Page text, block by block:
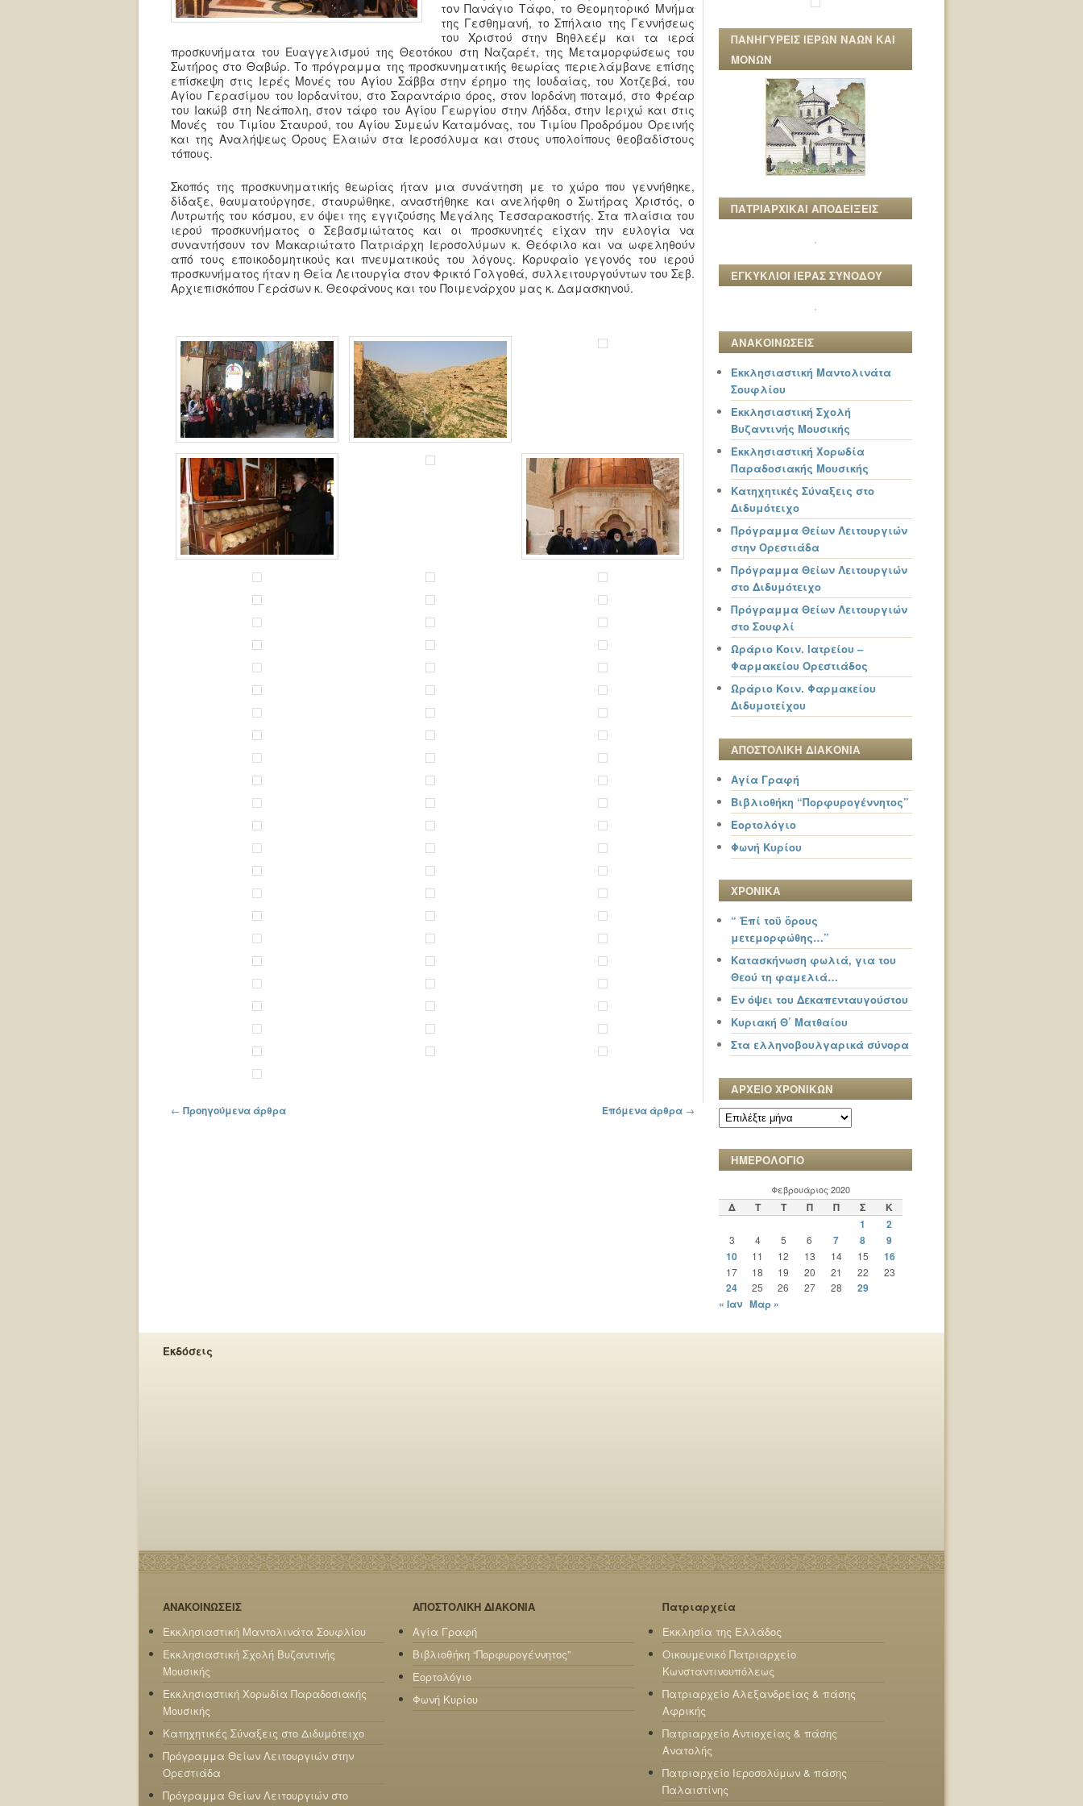
τον Πανάγιο Τάφο, το Θεομητορικό Μνήμα
της Γεσθημανή, το Σπήλαιο της Γεννήσεως
του Χριστού στην Βηθλεέμ και τα ιερά
προσκυνήματα του Ευαγγελισμού της Θεοτόκου στη Ναζαρέτ, της Μεταμορφώσεως του
Σωτήρος στο Θαβώρ. Το πρόγραμμα της προσκυνηματικής θεωρίας περιελάμβανε επίσης
επίσκεψη στις Ιερές Μονές του Αγίου Σάββα στην έρημο της Ιουδαίας, του Χοτζεβά, του
Αγίου Γερασίμου του Ιορδανίτου, στο Σαραντάριο όρος, στον Ιορδάνη ποταμό, στο Φρέαρ
του Ιακώβ στη Νεάπολη, στον τάφο του Αγίου Γεωργίου στην Λήδδα, στην Ιεριχώ και στις
Μονές του Τιμίου Σταυρού, του Αγίου Συμεών Καταμόνας, του Τιμίου Προδρόμου Ορεινής
και της Αναλήψεως Όρους Ελαιών στα Ιεροσόλυμα και στους υπολοίπους θεοβαδίστους
τόπους.
Σκοπός της προσκυνηματικής θεωρίας ήταν μια συνάντηση με το χώρο που γεννήθηκε,
δίδαξε, θαυματούργησε, σταυρώθηκε, αναστήθηκε και ανελήφθη ο Σωτήρας Χριστός, ο
Λυτρωτής του κόσμου, εν όψει της εγγιζούσης Μεγάλης Τεσσαρακοστής. Στα πλαίσια του
ιερού προσκυνήματος ο Σεβασμιώτατος και οι προσκυνητές είχαν την ευλογία να
συναντήσουν τον Μακαριώτατο Πατριάρχη Ιεροσολύμων κ. Θεόφιλο και να ωφεληθούν
από τους εποικοδομητικούς και πνευματικούς του λόγους. Κορυφαίο γεγονός του ιερού
προσκυνήματος ήταν η Θεία Λειτουργία στον Φρικτό Γολγοθά, συλλειτουργούντων του Σεβ.
Αρχιεπισκόπου Γεράσων κ. Θεοφάνους και του Ποιμενάρχου μας κ. Δαμασκηνού.
Πλοήγηση στα άρθρα
← Προηγούμενα άρθρα Επόμενα άρθρα →
ΠΑΝΗΓΥΡΕΙΣ ΙΕΡΩΝ ΝΑΩΝ ΚΑΙ
ΜΟΝΩΝ
ΠΑΤΡΙΑΡΧΙΚΑΙ ΑΠΟΔΕΙΞΕΙΣ
ΕΓΚΥΚΛΙΟΙ ΙΕΡΑΣ ΣΥΝΟΔΟΥ
ΑΝΑΚΟΙΝΩΣΕΙΣ
Εκκλησιαστική Μαντολινάτα
Σουφλίου
Εκκλησιαστική Σχολή
Βυζαντινής Μουσικής
Εκκλησιαστική Χορωδία
Παραδοσιακής Μουσικής
Κατηχητικές Σύναξεις στο
Διδυμότειχο
Πρόγραμμα Θείων Λειτουργιών
στην Ορεστιάδα
Πρόγραμμα Θείων Λειτουργιών
στο Διδυμότειχο
Πρόγραμμα Θείων Λειτουργιών
στο Σουφλί
Ωράριο Κοιν. Ιατρείου –
Φαρμακείου Ορεστιάδος
Ωράριο Κοιν. Φαρμακείου
Διδυμοτείχου
ΑΠΟΣΤΟΛΙΚΗ ΔΙΑΚΟΝΙΑ
Αγία Γραφή
Βιβλιοθήκη “Πορφυρογέννητος”
Εορτολόγιο
Φωνή Κυρίου
ΧΡΟΝΙΚΑ
“ Ἐπί τοῦ ὄρους
μετεμορφώθης…”
Κατασκήνωση φωλιά, για του
Θεού τη φαμελιά…
Εν όψει του Δεκαπενταυγούστου
Κυριακή Θ΄ Ματθαίου
Στα ελληνοβουλγαρικά σύνορα
ΑΡΧΕΙΟ ΧΡΟΝΙΚΩΝ
ΑΡΧΕΙΟ
ΧΡΟΝΙΚΩΝ
ΗΜΕΡΟΛΟΓΙΟ
Φεβρουάριος 2020
Δ Τ Τ Π Π Σ
Κ
1
2
3 4 5 6 7 8
9
10
11 12 13 14 15 16
17 18 19 20 21 22 23
24 25 26 27 28
29
« Ιαν Μαρ »
Εκδόσεις
ΑΝΑΚΟΙΝΩΣΕΙΣ
Εκκλησιαστική Μαντολινάτα Σουφλίου
Εκκλησιαστική Σχολή Βυζαντινής
Μουσικής
Εκκλησιαστική Χορωδία Παραδοσιακής
Μουσικής
Κατηχητικές Σύναξεις στο Διδυμότειχο
Πρόγραμμα Θείων Λειτουργιών στην
Ορεστιάδα
Πρόγραμμα Θείων Λειτουργιών στο
ΑΠΟΣΤΟΛΙΚΗ ΔΙΑΚΟΝΙΑ
Αγία Γραφή
Βιβλιοθήκη “Πορφυρογέννητος”
Εορτολόγιο
Φωνή Κυρίου
Πατριαρχεία
Εκκλησία της Ελλάδος
Οικουμενικό Πατριαρχείο
Κωνσταντινουπόλεως
Πατριαρχείο Αλεξανδρείας & πάσης
Αφρικής
Πατριαρχείο Αντιοχείας & πάσης
Ανατολής
Πατριαρχείο Ιεροσολύμων & πάσης
Παλαιστίνης